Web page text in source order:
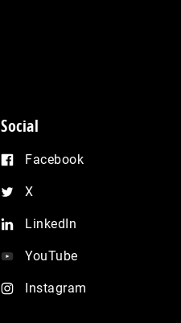
Social
Facebook
X
LinkedIn
YouTube
Instagram